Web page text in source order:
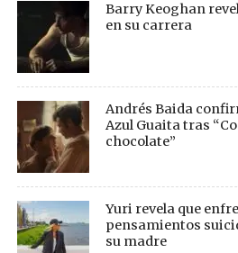
Barry Keoghan
en su carrera
Andrés Baida
Azul Guaita tras
chocolate”
Yuri revela que
pensamientos
su madre